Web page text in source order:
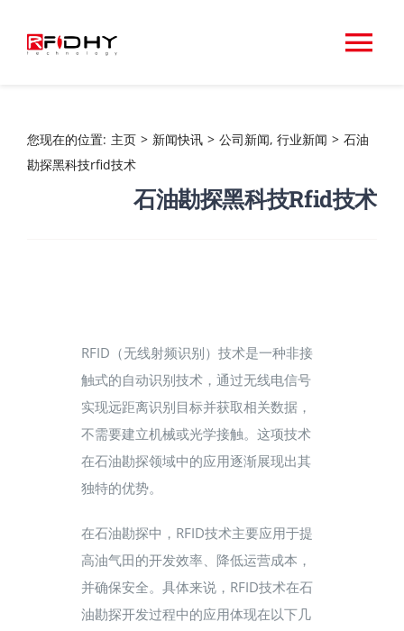
切
航
首页
马上
您现在的位置: 主页 > 新闻快讯 > 公司新闻, 行业新闻 > 石油
勘探黑科技rfid技术
石油勘探黑科技rfid技术
RFID（无线射频识别）技术是一种非接
触式的自动识别技术，通过无线电信号
实现远距离识别目标并获取相关数据，
不需要建立机械或光学接触。这项技术
在石油勘探领域中的应用逐渐展现出其
独特的优势。
在石油勘探中，RFID技术主要应用于提
高油气田的开发效率、降低运营成本，
并确保安全。具体来说，RFID技术在石
油勘探开发过程中的应用体现在以下几